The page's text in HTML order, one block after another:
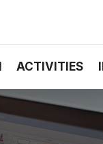
ACTIVITIES